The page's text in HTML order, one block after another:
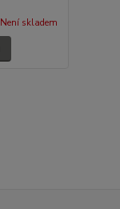
Není skladem